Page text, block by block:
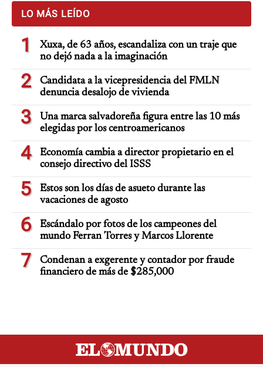
LO MÁS LEÍDO
1
Xuxa, de 63 años, escandaliza con un traje que
no dejó nada a la imaginación
2
Candidata a la vicepresidencia del FMLN
denuncia desalojo de vivienda
3
Una marca salvadoreña figura entre las 10 más
elegidas por los centroamericanos
4
Economía cambia a director propietario en el
consejo directivo del ISSS
5
Estos son los días de asueto durante las
vacaciones de agosto
6
Escándalo por fotos de los campeones del
mundo Ferran Torres y Marcos Llorente
7
Condenan a exgerente y contador por fraude
financiero de más de $285,000